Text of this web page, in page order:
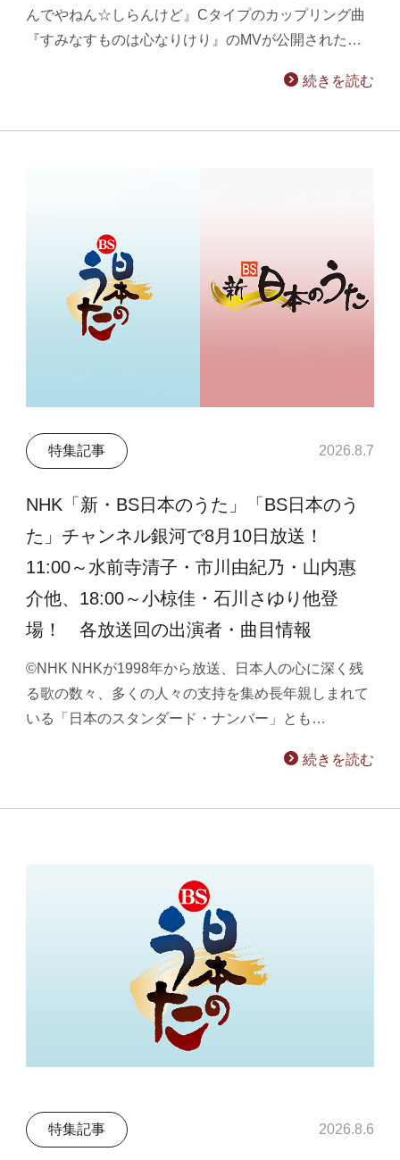
んでやねん☆しらんけど』Cタイプのカップリング曲
『すみなすものは心なりけり』のMVが公開された…
続きを読む
特集記事 2026.8.7
NHK「新・BS日本のうた」「BS日本のう
た」チャンネル銀河で8月10日放送！
11:00～水前寺清子・市川由紀乃・山内惠
介他、18:00～小椋佳・石川さゆり他登
場！ 各放送回の出演者・曲目情報
©NHK NHKが1998年から放送、日本人の心に深く残
る歌の数々、多くの人々の支持を集め長年親しまれて
いる「日本のスタンダード・ナンバー」とも…
続きを読む
特集記事 2026.8.6